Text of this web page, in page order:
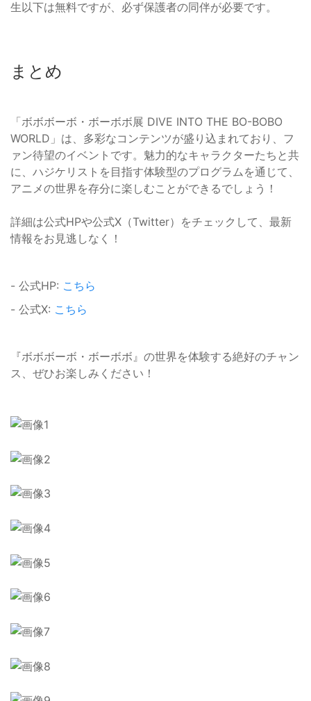
生以下は無料ですが、必ず保護者の同伴が必要です。
まとめ
「ボボボーボ・ボーボボ展 DIVE INTO THE BO-BOBO
WORLD」は、多彩なコンテンツが盛り込まれており、フ
ァン待望のイベントです。魅力的なキャラクターたちと共
に、ハジケリストを目指す体験型のプログラムを通じて、
アニメの世界を存分に楽しむことができるでしょう！
詳細は公式HPや公式X（Twitter）をチェックして、最新
情報をお見逃しなく！
- 公式HP: こちら
- 公式X: こちら
『ボボボーボ・ボーボボ』の世界を体験する絶好のチャン
ス、ぜひお楽しみください！